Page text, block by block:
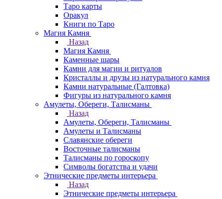
Таро карты
Оракул
Книги по Таро
Магия Камня
Назад
Магия Камня
Каменные шары
Камни для магии и ритуалов
Кристаллы и друзы из натурального камня
Камни натуральные (Галтовка)
Фигуры из натурального камня
Амулеты, Обереги, Талисманы
Назад
Амулеты, Обереги, Талисманы
Амулеты и Талисманы
Славянские обереги
Восточные талисманы
Талисманы по гороскопу
Символы богатства и удачи
Этнические предметы интерьера
Назад
Этнические предметы интерьера